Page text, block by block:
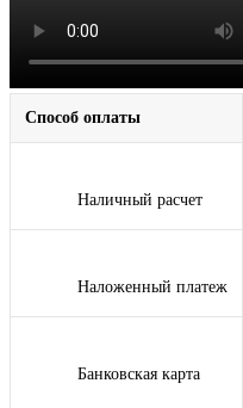
Способ оплаты
Наличный расчет
Наложенный платеж
Банковская карта